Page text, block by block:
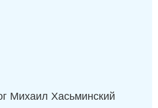
Михаил Хасьминский